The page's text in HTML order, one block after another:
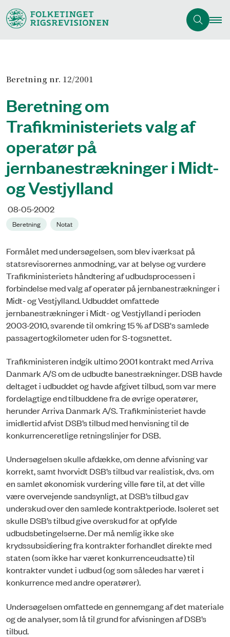
Beretning nr. 12/2001
Beretning om
Trafikministeriets valg af
operatør på
jernbanestrækninger i Midt-
og Vestjylland
08-05-2002
Beretning Notat
Formålet med undersøgelsen, som blev iværksat på
statsrevisorernes anmodning, var at belyse og vurdere
Trafikministeriets håndtering af udbudsprocessen i
forbindelse med valg af operatør på jernbanestrækninger i
Midt- og Vestjylland. Udbuddet omfattede
jernbanestrækninger i Midt- og Vestjylland i perioden
2003-2010, svarende til omkring 15 % af DSB's samlede
passagertogkilometer uden for S-togsnettet.
Trafikministeren indgik ultimo 2001 kontrakt med Arriva
Danmark A/S om de udbudte banestrækninger. DSB havde
deltaget i udbuddet og havde afgivet tilbud, som var mere
fordelagtige end tilbuddene fra de øvrige operatører,
herunder Arriva Danmark A/S. Trafikministeriet havde
imidlertid afvist DSB’s tilbud med henvisning til de
konkurrenceretlige retningslinjer for DSB.
Undersøgelsen skulle afdække, om denne afvisning var
korrekt, samt hvorvidt DSB’s tilbud var realistisk, dvs. om
en samlet økonomisk vurdering ville føre til, at det ville
være overvejende sandsynligt, at DSB’s tilbud gav
underskud over den samlede kontraktperiode. Isoleret set
skulle DSB’s tilbud give overskud for at opfylde
udbudsbetingelserne. Der må nemlig ikke ske
krydssubsidiering fra kontrakter forhandlet direkte med
staten (som ikke har været konkurrenceudsatte) til
kontrakter vundet i udbud (og som således har været i
konkurrence med andre operatører).
Undersøgelsen omfattede en gennemgang af det materiale
og de analyser, som lå til grund for afvisningen af DSB’s
tilbud.